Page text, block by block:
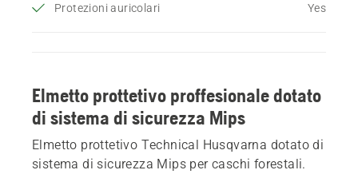
Protezioni auricolari
Yes
Elmetto prottetivo proffesionale dotato
di sistema di sicurezza Mips
Elmetto prottetivo Technical Husqvarna dotato di
sistema di sicurezza Mips per caschi forestali.